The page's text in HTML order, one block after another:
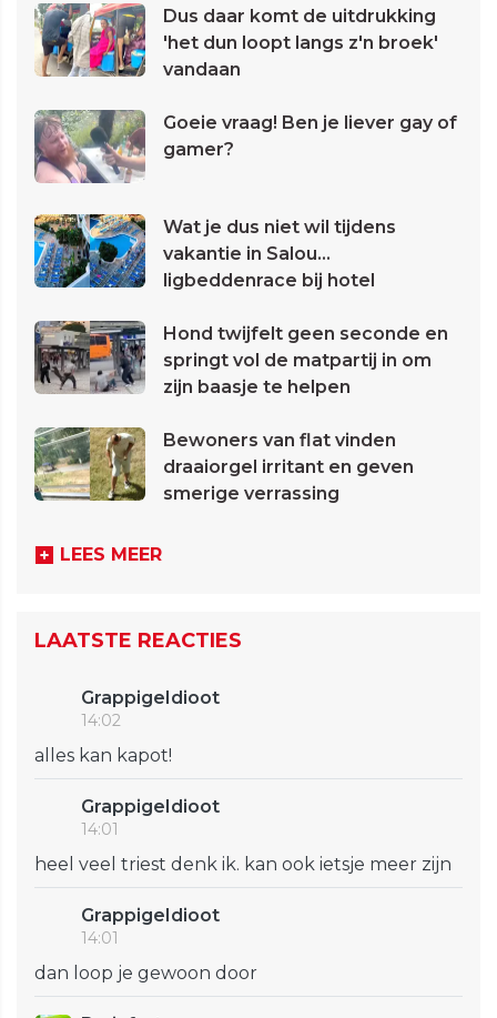
Dus daar komt de uitdrukking
'het dun loopt langs z'n broek'
vandaan
Goeie vraag! Ben je liever gay of
gamer?
Wat je dus niet wil tijdens
vakantie in Salou...
ligbeddenrace bij hotel
Hond twijfelt geen seconde en
springt vol de matpartij in om
zijn baasje te helpen
Bewoners van flat vinden
draaiorgel irritant en geven
smerige verrassing
LEES MEER
LAATSTE REACTIES
GrappigeIdioot
14:02
alles kan kapot!
GrappigeIdioot
14:01
heel veel triest denk ik. kan ook ietsje meer zijn
GrappigeIdioot
14:01
dan loop je gewoon door